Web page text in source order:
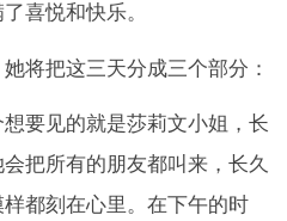
喜悦和快乐。
将把这三天分成三个部分：
要见的就是莎莉文小姐，长
把所有的朋友都叫来，长久
都刻在心里。在下午的时